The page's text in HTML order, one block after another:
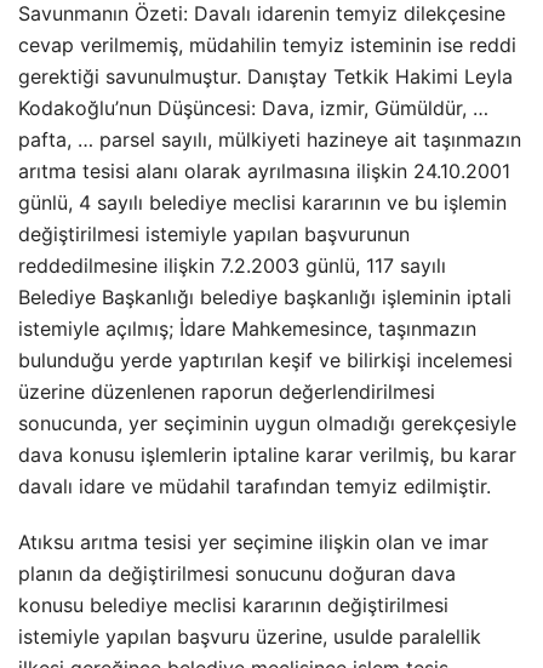
Savunmanın Özeti: Davalı idarenin temyiz dilekçesine
cevap verilmemiş, müdahilin temyiz isteminin ise reddi
gerektiği savunulmuştur. Danıştay Tetkik Hakimi Leyla
Kodakoğlu’nun Düşüncesi: Dava, izmir, Gümüldür, …
pafta, … parsel sayılı, mülkiyeti hazineye ait taşınmazın
arıtma tesisi alanı olarak ayrılmasına ilişkin 24.10.2001
günlü, 4 sayılı belediye meclisi kararının ve bu işlemin
değiştirilmesi istemiyle yapılan başvurunun
reddedilmesine ilişkin 7.2.2003 günlü, 117 sayılı
Belediye Başkanlığı belediye başkanlığı işleminin iptali
istemiyle açılmış; İdare Mahkemesince, taşınmazın
bulunduğu yerde yaptırılan keşif ve bilirkişi incelemesi
üzerine düzenlenen raporun değerlendirilmesi
sonucunda, yer seçiminin uygun olmadığı gerekçesiyle
dava konusu işlemlerin iptaline karar verilmiş, bu karar
davalı idare ve müdahil tarafından temyiz edilmiştir.
Atıksu arıtma tesisi yer seçimine ilişkin olan ve imar
planın da değiştirilmesi sonucunu doğuran dava
konusu belediye meclisi kararının değiştirilmesi
istemiyle yapılan başvuru üzerine, usulde paralellik